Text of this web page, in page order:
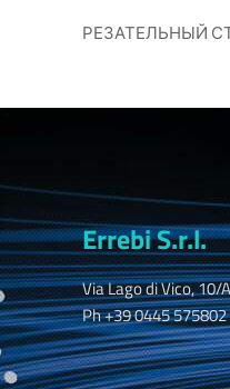
РЕЗАТЕЛЬНЫЙ
Errebi S.r.l.
Via Lago di Vico, 10/
Ph +39 0445